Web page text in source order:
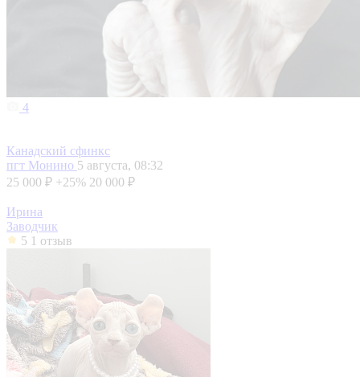
4
Канадский сфинкс
пгт Монино 5 августа, 08:32
25 000 ₽ +25% 20 000 ₽
Ирина
Заводчик
5 1 отзыв